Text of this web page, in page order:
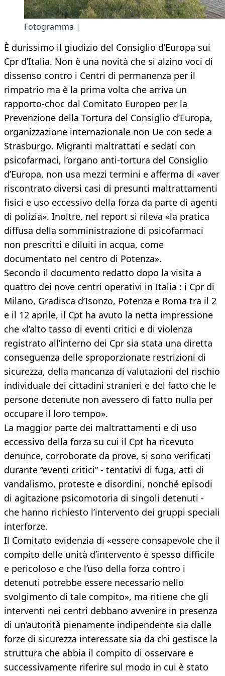
Fotogramma |
È durissimo il giudizio del Consiglio d’Europa sui
Cpr d’Italia. Non è una novità che si alzino voci di
dissenso contro i Centri di permanenza per il
rimpatrio ma è la prima volta che arriva un
rapporto-choc dal Comitato Europeo per la
Prevenzione della Tortura del Consiglio d’Europa,
organizzazione internazionale non Ue con sede a
Strasburgo. Migranti maltrattati e sedati con
psicofarmaci, l’organo anti-tortura del Consiglio
d’Europa, non usa mezzi termini e afferma di «aver
riscontrato diversi casi di presunti maltrattamenti
fisici e uso eccessivo della forza da parte di agenti
di polizia». Inoltre, nel report si rileva «la pratica
diffusa della somministrazione di psicofarmaci
non prescritti e diluiti in acqua, come
documentato nel centro di Potenza».
Secondo il documento redatto dopo la visita a
quattro dei nove centri operativi in Italia : i Cpr di
Milano, Gradisca d’Isonzo, Potenza e Roma tra il 2
e il 12 aprile, il Cpt ha avuto la netta impressione
che «l’alto tasso di eventi critici e di violenza
registrato all’interno dei Cpr sia stata una diretta
conseguenza delle sproporzionate restrizioni di
sicurezza, della mancanza di valutazioni del rischio
individuale dei cittadini stranieri e del fatto che le
persone detenute non avessero di fatto nulla per
occupare il loro tempo».
La maggior parte dei maltrattamenti e di uso
eccessivo della forza su cui il Cpt ha ricevuto
denunce, corroborate da prove, si sono verificati
durante “eventi critici” - tentativi di fuga, atti di
vandalismo, proteste e disordini, nonché episodi
di agitazione psicomotoria di singoli detenuti -
che hanno richiesto l’intervento dei gruppi speciali
interforze.
Il Comitato evidenzia di «essere consapevole che il
compito delle unità d’intervento è spesso difficile
e pericoloso e che l’uso della forza contro i
detenuti potrebbe essere necessario nello
svolgimento di tale compito», ma ritiene che gli
interventi nei centri debbano avvenire in presenza
di un’autorità pienamente indipendente sia dalle
forze di sicurezza interessate sia da chi gestisce la
struttura che abbia il compito di osservare e
successivamente riferire sul modo in cui è stato